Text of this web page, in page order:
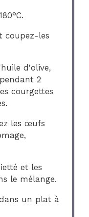
coupez-les
d'olive,
2
courgettes
les œufs
et les
le mélange.
un plat à